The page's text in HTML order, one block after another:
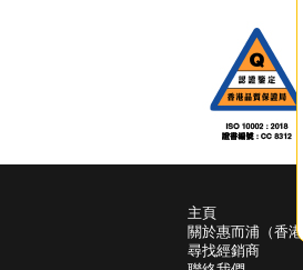
主頁
關於惠而浦（香港
尋找經銷商